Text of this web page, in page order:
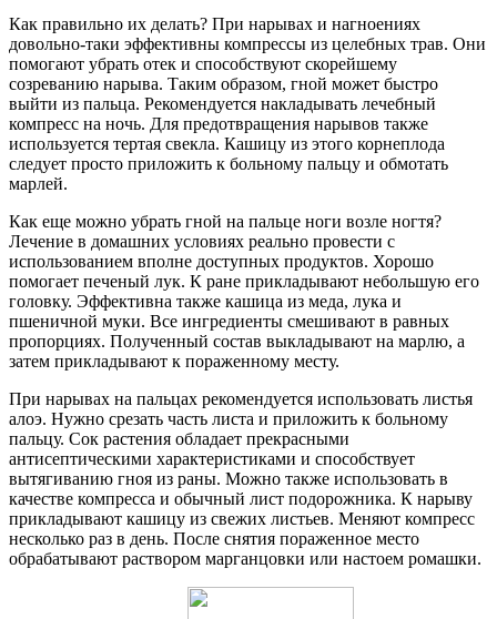
Как правильно их делать? При нарывах и нагноениях
довольно-таки эффективны компрессы из целебных трав. Они
помогают убрать отек и способствуют скорейшему
созреванию нарыва. Таким образом, гной может быстро
выйти из пальца. Рекомендуется накладывать лечебный
компресс на ночь. Для предотвращения нарывов также
используется тертая свекла. Кашицу из этого корнеплода
следует просто приложить к больному пальцу и обмотать
марлей.
Как еще можно убрать гной на пальце ноги возле ногтя?
Лечение в домашних условиях реально провести с
использованием вполне доступных продуктов. Хорошо
помогает печеный лук. К ране прикладывают небольшую его
головку. Эффективна также кашица из меда, лука и
пшеничной муки. Все ингредиенты смешивают в равных
пропорциях. Полученный состав выкладывают на марлю, а
затем прикладывают к пораженному месту.
При нарывах на пальцах рекомендуется использовать листья
алоэ. Нужно срезать часть листа и приложить к больному
пальцу. Сок растения обладает прекрасными
антисептическими характеристиками и способствует
вытягиванию гноя из раны. Можно также использовать в
качестве компресса и обычный лист подорожника. К нарыву
прикладывают кашицу из свежих листьев. Меняют компресс
несколько раз в день. После снятия пораженное место
обрабатывают раствором марганцовки или настоем ромашки.